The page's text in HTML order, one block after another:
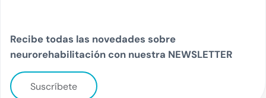
Recibe todas las novedades sobre
neurorehabilitación con nuestra NEWSLETTER
Suscríbete